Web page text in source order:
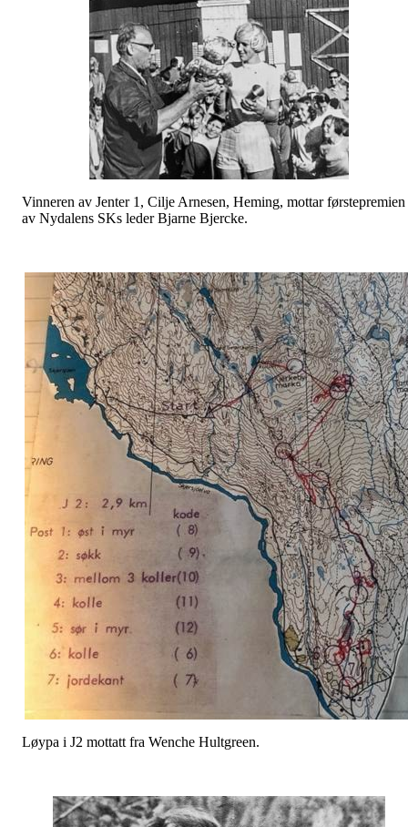
Vinneren av Jenter 1, Cilje Arnesen, Heming, mottar førstepremien
av Nydalens SKs leder Bjarne Bjercke.
Løypa i J2 mottatt fra Wenche Hultgreen.